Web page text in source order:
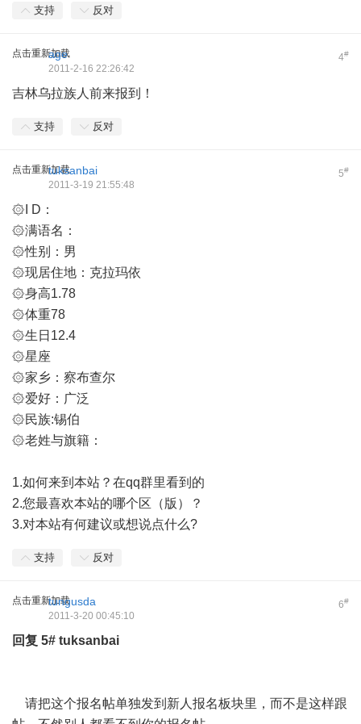
支持 反对
点击重新加载 4#
age
2011-2-16 22:26:42
吉林乌拉族人前来报到！
支持 反对
点击重新加载 5#
tuksanbai
2011-3-19 21:55:48
۞I D：
۞满语名：
۞性别：男
۞现居住地：克拉玛依
۞身高1.78
۞体重78
۞生日12.4
۞星座
۞家乡：察布查尔
۞爱好：广泛
۞民族:锡伯
۞老姓与旗籍：
1.如何来到本站？在qq群里看到的
2.您最喜欢本站的哪个区（版）？
3.对本站有何建议或想说点什么?
支持 反对
点击重新加载 6#
tungusda
2011-3-20 00:45:10
回复 5# tuksanbai
请把这个报名帖单独发到新人报名板块里，而不是这样跟